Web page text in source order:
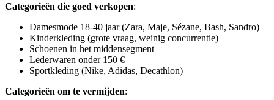
Categorieën die goed verkopen:
Damesmode 18-40 jaar (Zara, Maje, Sézane, Bash, Sandro)
Kinderkleding (grote vraag, weinig concurrentie)
Schoenen in het middensegment
Lederwaren onder 150 €
Sportkleding (Nike, Adidas, Decathlon)
Categorieën om te vermijden: